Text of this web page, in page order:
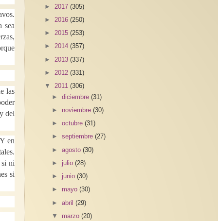
sea
las
del
en
si ni
si
► 2017 (305)
► 2016 (250)
► 2015 (253)
► 2014 (357)
► 2013 (337)
► 2012 (331)
▼ 2011 (306)
►diciembre(31)
► noviembre(30)
►octubre(31)
►septiembre(27)
►agosto(30)
► julio(28)
► junio(30)
► mayo(30)
►abril(29)
▼ marzo(20)